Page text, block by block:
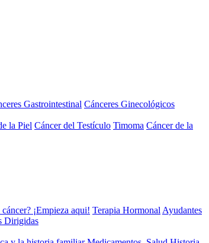
Gastrointestinal Cánceres Ginecológicos
la Piel Cáncer del Testículo Timoma Cáncer de la
¡Empieza aqui! Terapia Hormonal Ayudantes
Dirigidas